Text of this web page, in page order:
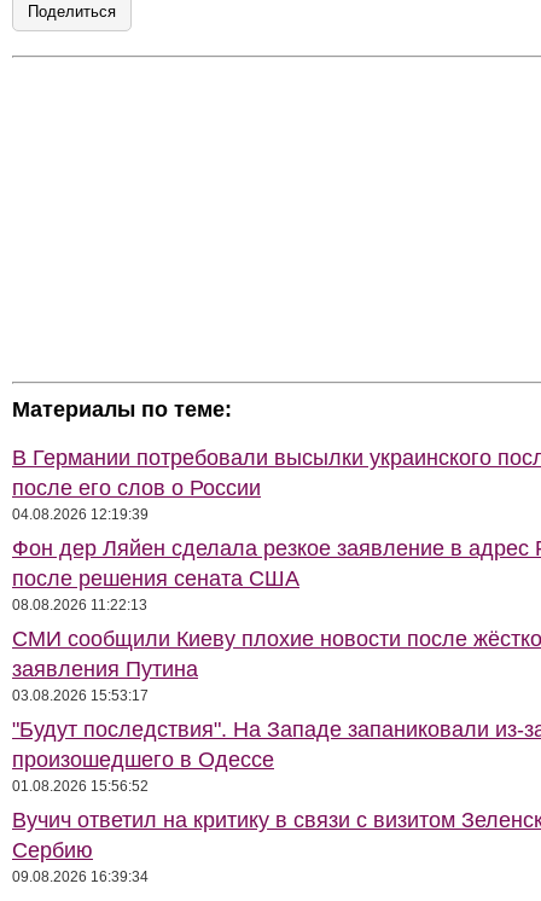
Поделиться
Материалы по теме:
В Германии потребовали высылки украинского
после его слов о России
04.08.2026 12:19:39
Фон дер Ляйен сделала резкое заявление в адрес
после решения сената США
08.08.2026 11:22:13
СМИ сообщили Киеву плохие новости после
заявления Путина
03.08.2026 15:53:17
"Будут последствия". На Западе запаниковали из-
произошедшего в Одессе
01.08.2026 15:56:52
Вучич ответил на критику в связи с визитом
Сербию
09.08.2026 16:39:34